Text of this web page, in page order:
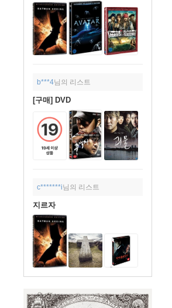
b***4님의 리스트
[구매] DVD
c*******i님의 리스트
지르자